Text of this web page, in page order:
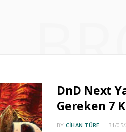
DnD Next
Gereken 7
BY CIHAN TÜRE 31/